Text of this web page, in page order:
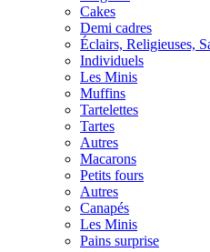
Cakes
Demi cadres
Éclairs, Religieuses,
Individuels
Les Minis
Muffins
Tartelettes
Tartes
Autres
Macarons
Petits fours
Autres
Canapés
Les Minis
Pains surprise